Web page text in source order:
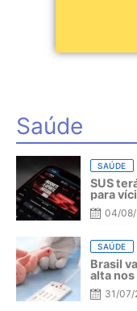
Saúde
SAÚDE
SUS
para
04/
SAÚDE
Brasil
alta nos
31/07/